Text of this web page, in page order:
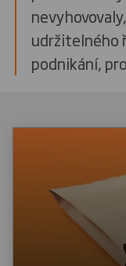
udržitelného
podnikání,